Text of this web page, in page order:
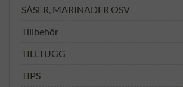
SÅSER, MARINADER OSV
Tillbehör
TILLTUGG
TIPS